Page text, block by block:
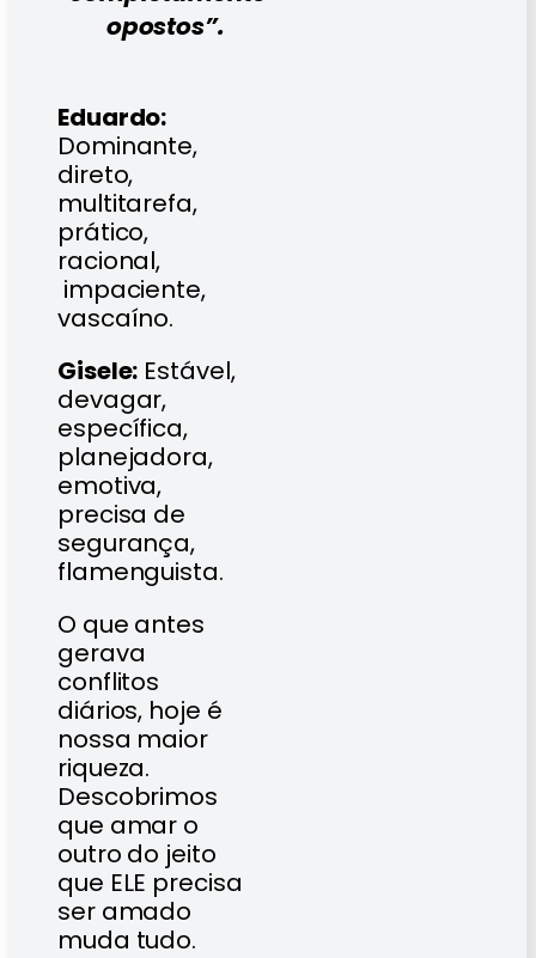
opostos”.
Eduardo:
Dominante,
direto,
multitarefa,
prático,
racional,
impaciente,
vascaíno.
Gisele: Estável,
devagar,
específica,
planejadora,
emotiva,
precisa de
segurança,
flamenguista.
O que antes
gerava
conflitos
diários, hoje é
nossa maior
riqueza.
Descobrimos
que amar o
outro do jeito
que ELE precisa
ser amado
muda tudo.